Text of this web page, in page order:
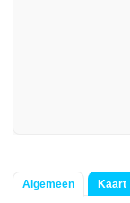
Algemeen Kaart